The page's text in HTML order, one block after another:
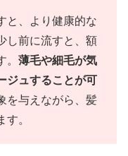
と、より健康的な
し前に流すと、額
薄毛や細毛が気
ジュすることが可
を与えながら、髪
。